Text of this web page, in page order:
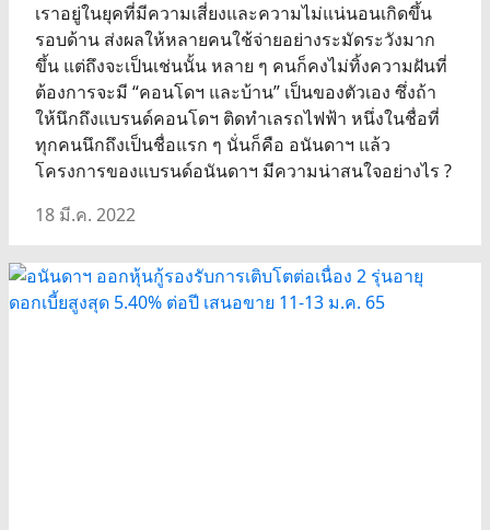
เราอยู่ในยุคที่มีความเสี่ยงและความไม่แน่นอนเกิดขึ้น
รอบด้าน ส่งผลให้หลายคนใช้จ่ายอย่างระมัดระวังมาก
ขึ้น แต่ถึงจะเป็นเช่นนั้น หลาย ๆ คนก็คงไม่ทิ้งความฝันที่
ต้องการจะมี “คอนโดฯ และบ้าน” เป็นของตัวเอง ซึ่งถ้า
ให้นึกถึงแบรนด์คอนโดฯ ติดทำเลรถไฟฟ้า หนึ่งในชื่อที่
ทุกคนนึกถึงเป็นชื่อแรก ๆ นั่นก็คือ อนันดาฯ แล้ว
โครงการของแบรนด์อนันดาฯ มีความน่าสนใจอย่างไร ?
18 มี.ค. 2022